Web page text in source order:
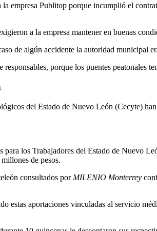
empresa Publitop porque incumplió el
a la empresa mantener en buenas
de algún accidente la autoridad municipal
porque los puentes peatonales
del Estado de Nuevo León (Cecyte)
los Trabajadores del Estado de Nuevo
de pesos.
consultados por MILENIO Monterrey
estas aportaciones vinculadas al servicio